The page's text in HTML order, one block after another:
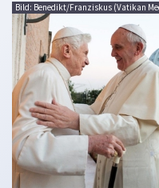
Bild: Benedikt/Franziskus (Vatikan